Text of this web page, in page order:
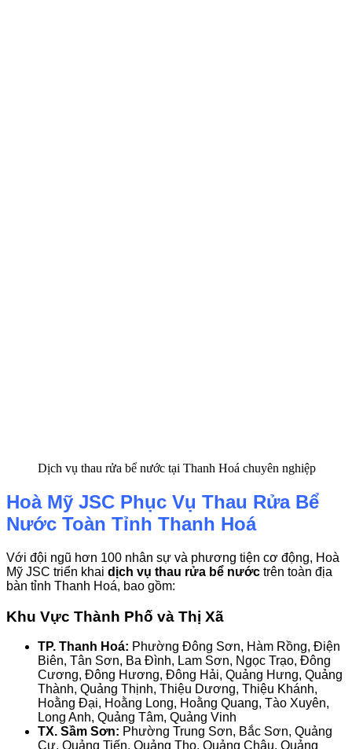
Dịch vụ thau rửa bể nước tại Thanh Hoá chuyên nghiệp
Hoà Mỹ JSC Phục Vụ Thau Rửa Bể
Nước Toàn Tỉnh Thanh Hoá
Với đội ngũ hơn 100 nhân sự và phương tiện cơ động, Hoà
Mỹ JSC triển khai dịch vụ thau rửa bể nước trên toàn địa
bàn tỉnh Thanh Hoá, bao gồm:
Khu Vực Thành Phố và Thị Xã
TP. Thanh Hoá: Phường Đông Sơn, Hàm Rồng, Điện
Biên, Tân Sơn, Ba Đình, Lam Sơn, Ngọc Trạo, Đông
Cương, Đông Hương, Đông Hải, Quảng Hưng, Quảng
Thành, Quảng Thịnh, Thiệu Dương, Thiệu Khánh,
Hoằng Đại, Hoằng Long, Hoằng Quang, Tào Xuyên,
Long Anh, Quảng Tâm, Quảng Vinh
TX. Sầm Sơn: Phường Trung Sơn, Bắc Sơn, Quảng
Cư, Quảng Tiến, Quảng Thọ, Quảng Châu, Quảng